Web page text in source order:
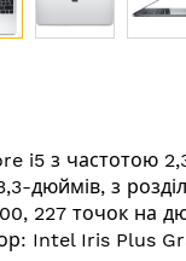
i5 з частотою
дюймів, з
227 точок на
Intel Iris Plus